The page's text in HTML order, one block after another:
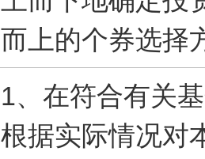
而上的个券选择
1、在符合有关
根据实际情况对